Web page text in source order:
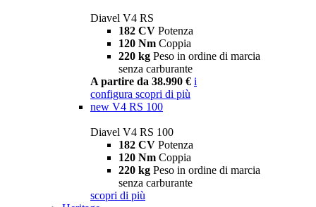
Diavel V4 RS
182 CV Potenza
120 Nm Coppia
220 kg Peso in ordine di marcia
senza carburante
A partire da 38.990 € i
configura scopri di più
new V4 RS 100
Diavel V4 RS 100
182 CV Potenza
120 Nm Coppia
220 kg Peso in ordine di marcia
senza carburante
scopri di più